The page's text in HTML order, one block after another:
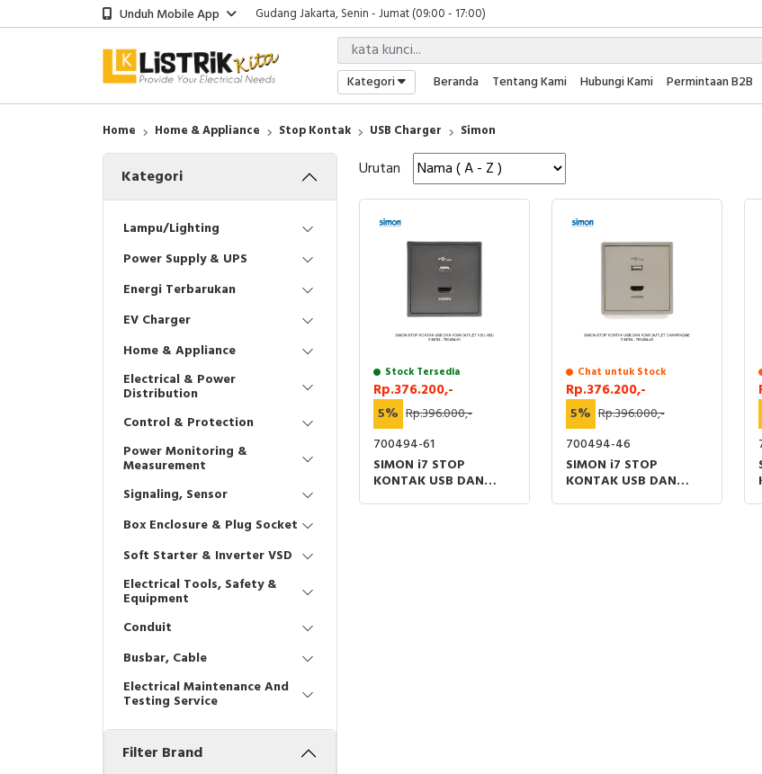
Unduh Mobile App
Gudang Jakarta, Senin - Jumat (09:00 - 17:00)
Showroom Bali, Senin - Jumat (09:00 - 17:00)
Kantor Jakarta, Senin - Jumat (08:00 - 17:00)
Gudang Jakarta, Senin - Jumat (09:00 - 17:00)
Showroom Bali, Senin - Jumat (09:00 - 17:00)
Kategori Beranda Tentang Kami Hubungi Kami Permintaan B2B
Home Home & Appliance Stop Kontak USB Charger Simon
Kategori
Lampu/Lighting
Power Supply & UPS
Energi Terbarukan
EV Charger
Home & Appliance
Electrical & Power
Distribution
Control & Protection
Power Monitoring &
Measurement
Signaling, Sensor
Box Enclosure & Plug Socket
Soft Starter & Inverter VSD
Electrical Tools, Safety &
Equipment
Conduit
Busbar, Cable
Electrical Maintenance And
Testing Service
Filter Brand
Urutan
Stock Tersedia
Rp.376.200,-
5% Rp.396.000,-
700494-61
SIMON i7 STOP
KONTAK USB DAN
Chat untuk Stock
Rp.376.200,-
5% Rp.396.000,-
700494-46
SIMON i7 STOP
KONTAK USB DAN